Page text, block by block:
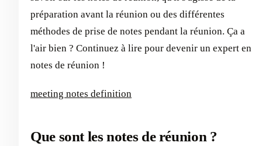
préparation avant la réunion ou des différentes
méthodes de prise de notes pendant la réunion. Ça a
l'air bien ? Continuez à lire pour devenir un expert en
notes de réunion !
meeting notes definition
Que sont les notes de réunion ?